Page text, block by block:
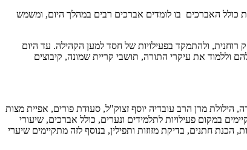
כולל האברכים בו לומדים אברכים רבים במהלך היום, ומשמש
רוחנית, ולהתמקד בפעילויות של חסד למען הקהילה. עד היום
וללמוד את עיקרי התורה, תושבי קריית שמונה, קיבוצים
מרן הרב עובדיה יוסף זצוק"ל, סעודת פורים, אפיית מצות
במקום פעילויות לתלמידים ונערים, כולל אברכים, שיעורי
חתנים, בדיקת מזוזות ותפילין, בנוסף לזה מתקיימים שיערי